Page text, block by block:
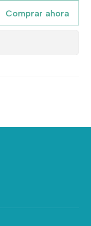
Comprar ahora